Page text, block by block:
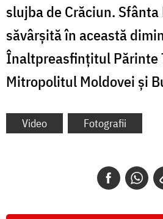
slujba de Crăciun.
săvârșită în această
Înaltpreasfințitul Părinte
Mitropolitul Moldovei și
Video Fotografii